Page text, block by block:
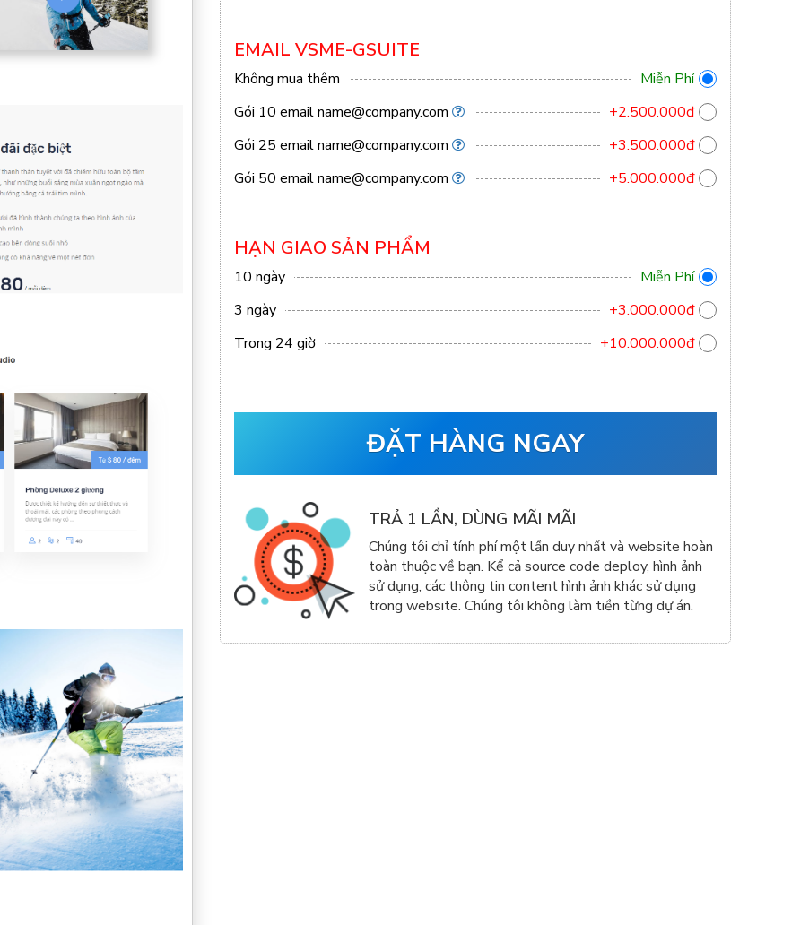
EMAIL VSME-GSUITE
Không mua thêm
Miễn Phí
Gói 10 emailname@company.com
+2.500.000đ
Gói 25 emailname@company.com
+3.500.000đ
Gói 50 emailname@company.com +5.000.000đ
HẠN GIAO SẢN PHẨM
10 ngày
Miễn Phí
3 ngày
+3.000.000đ
Trong 24 giờ
+10.000.000đ
ĐẶT HÀNG NGAY
TRẢ 1 LẦN, DÙNG MÃI MÃI
Chúng tôi chỉ tính phí một lần duy nhất và website hoàn
toàn thuộc về bạn. Kể cả source code deploy, hình ảnh
sử dụng, các thông tin content hình ảnh khác sử dụng
trong website. Chúng tôi không làm tiền từng dự án.